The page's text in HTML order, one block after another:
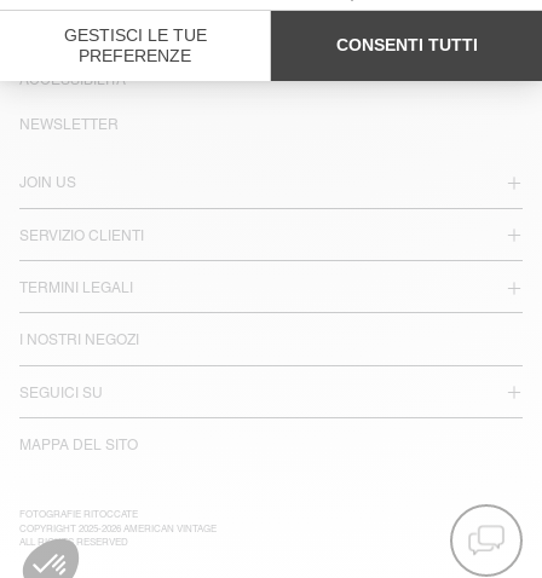
LINGUA :
ACCESSIBILITÀ
JOIN US
SERVIZIO CLIENTI
TERMINI LEGALI
I NOSTRI NEGOZI
SEGUICI SU
MAPPA DEL SITO
NEWSLETTER
FOTOGRAFIE RITOCCATE
COPYRIGHT 2025-2026 AMERICAN VINTAGE
ALL RIGHTS RESERVED